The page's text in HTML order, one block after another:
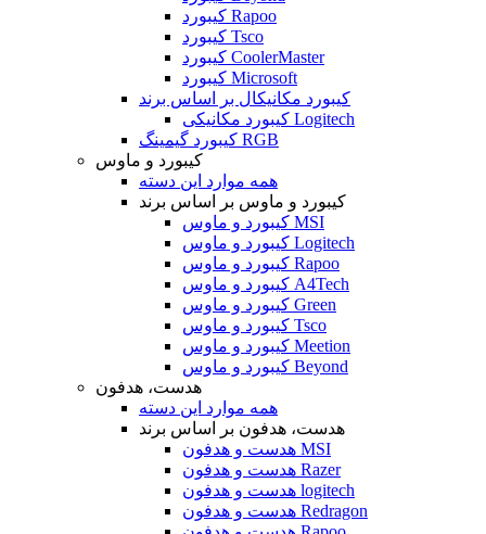
کیبورد Rapoo
کیبورد Tsco
کیبورد CoolerMaster
کیبورد Microsoft
کیبورد مکانیکال بر اساس برند
کیبورد مکانیکی Logitech
کیبورد گیمینگ RGB
کیبورد و ماوس
همه موارد این دسته
کیبورد و ماوس بر اساس برند
کیبورد و ماوس MSI
کیبورد و ماوس Logitech
کیبورد و ماوس Rapoo
کیبورد و ماوس A4Tech
کیبورد و ماوس Green
کیبورد و ماوس Tsco
کیبورد و ماوس Meetion
کیبورد و ماوس Beyond
هدست، هدفون
همه موارد این دسته
هدست، هدفون بر اساس برند
هدست و هدفون MSI
هدست و هدفون Razer
هدست و هدفون logitech
هدست و هدفون Redragon